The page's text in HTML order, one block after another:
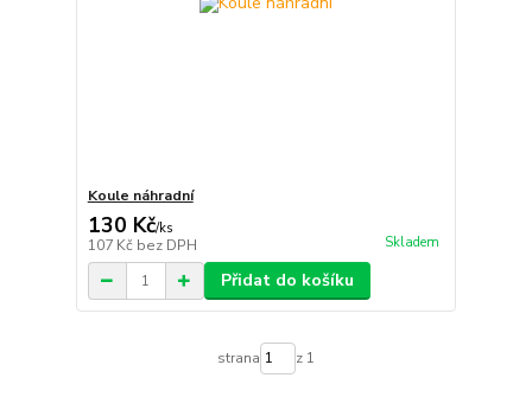
Koule náhradní
130 Kč/ks
107 Kč bez DPH Skladem
Přidat do košíku
strana z 1